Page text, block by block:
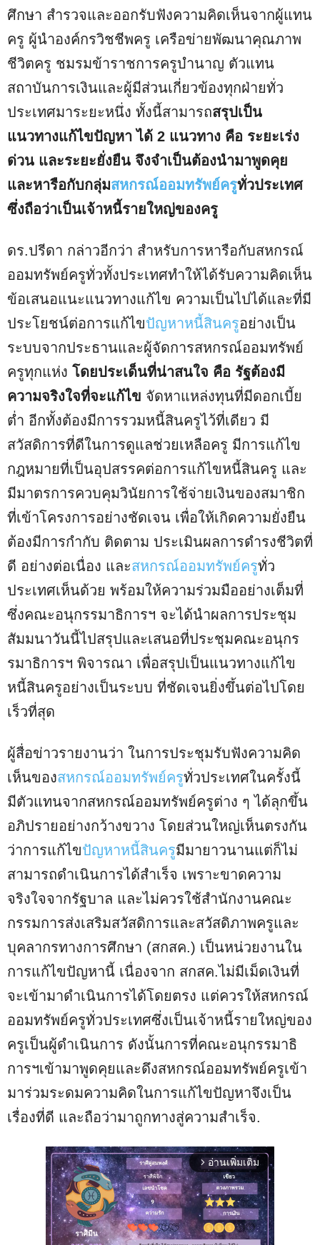
ศึกษา สำรวจและออกรับฟังความคิดเห็นจากผู้แทน
ครู ผู้นำองค์กรวิชชีพครู เครือข่ายพัฒนาคุณภาพ
ชีวิตครู ชมรมข้าราชการครูบำนาญ ตัวแทน
สถาบันการเงินและผู้มีส่วนเกี่ยวข้องทุกฝ่ายทั่ว
ประเทศมาระยะหนึ่ง ทั้งนี้สามารถสรุปเป็น
แนวทางแก้ไขปัญหา ได้ 2 แนวทาง คือ ระยะเร่ง
ด่วน และระยะยั่งยืน จึงจำเป็นต้องนำมาพูดคุย
และหารือกับกลุ่มสหกรณ์ออมทรัพย์ครูทั่วประเทศ
ซึ่งถือว่าเป็นเจ้าหนี้รายใหญ่ของครู
ดร.ปรีดา กล่าวอีกว่า สำหรับการหารือกับสหกรณ์
ออมทรัพย์ครูทั่วทั้งประเทศทำให้ได้รับความคิดเห็น
ข้อเสนอแนะแนวทางแก้ไข ความเป็นไปได้และที่มี
ประโยชน์ต่อการแก้ไขปัญหาหนี้สินครูอย่างเป็น
ระบบจากประธานและผู้จัดการสหกรณ์ออมทรัพย์
ครูทุกแห่ง โดยประเด็นที่น่าสนใจ คือ รัฐต้องมี
ความจริงใจที่จะแก้ไข จัดหาแหล่งทุนที่มีดอกเบี้ย
ต่ำ อีกทั้งต้องมีการรวมหนี้สินครูไว้ที่เดียว มี
สวัสดิการที่ดีในการดูแลช่วยเหลือครู มีการแก้ไข
กฎหมายที่เป็นอุปสรรคต่อการแก้ไขหนี้สินครู และ
มีมาตรการควบคุมวินัยการใช้จ่ายเงินของสมาชิก
ที่เข้าโครงการอย่างชัดเจน เพื่อให้เกิดความยั่งยืน
ต้องมีการกำกับ ติดตาม ประเมินผลการดำรงชีวิตที่
ดี อย่างต่อเนื่อง และสหกรณ์ออมทรัพย์ครูทั่ว
ประเทศเห็นด้วย พร้อมให้ความร่วมมืออย่างเต็มที่
ซึ่งคณะอนุกรรมาธิการฯ จะได้นำผลการประชุม
สัมมนาวันนี้ไปสรุปและเสนอที่ประชุมคณะอนุกร
รมาธิการฯ พิจารณา เพื่อสรุปเป็นแนวทางแก้ไข
หนี้สินครูอย่างเป็นระบบ ที่ชัดเจนยิ่งขึ้นต่อไปโดย
เร็วที่สุด
ผู้สื่อข่าวรายงานว่า ในการประชุมรับฟังความคิด
เห็นของสหกรณ์ออมทรัพย์ครูทั่วประเทศในครั้งนี้
มีตัวแทนจากสหกรณ์ออมทรัพย์ครูต่าง ๆ ได้ลุกขึ้น
อภิปรายอย่างกว้างขวาง โดยส่วนใหญ่เห็นตรงกัน
ว่าการแก้ไขปัญหาหนี้สินครูมีมายาวนานแต่ก็ไม่
สามารถดำเนินการได้สำเร็จ เพราะขาดความ
จริงใจจากรัฐบาล และไม่ควรใช้สำนักงานคณะ
กรรมการส่งเสริมสวัสดิการและสวัสดิภาพครูและ
บุคลากรทางการศึกษา (สกสค.) เป็นหน่วยงานใน
การแก้ไขปัญหานี้ เนื่องจาก สกสค.ไม่มีเม็ดเงินที่
จะเข้ามาดำเนินการได้โดยตรง แต่ควรให้สหกรณ์
ออมทรัพย์ครูทั่วประเทศซึ่งเป็นเจ้าหนี้รายใหญ่ของ
ครูเป็นผู้ดำเนินการ ดังนั้นการที่คณะอนุกรรมาธิ
การฯเข้ามาพูดคุยและดึงสหกรณ์ออมทรัพย์ครูเข้า
มาร่วมระดมความคิดในการแก้ไขปัญหาจึงเป็น
เรื่องที่ดี และถือว่ามาถูกทางสู่ความสำเร็จ.
arrow_forward_ios อ่านเพิ่มเติม